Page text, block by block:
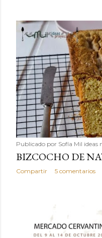
Publicado por Sofía Mil ideas
BIZCOCHO DE
Compartir 5 comentarios